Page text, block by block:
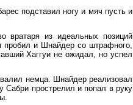
подставил ногу и мяч пусть и
вратаря из идеальных позиций
пробил и Шнайдер со штрафного,
Хаггуи не ожидал, но успел
немца. Шнайдер реализовал
Сабри прострелил и попал в руку